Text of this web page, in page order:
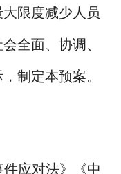
限度减少人员
全面、协调、
制定本预案。
件应对法》《中